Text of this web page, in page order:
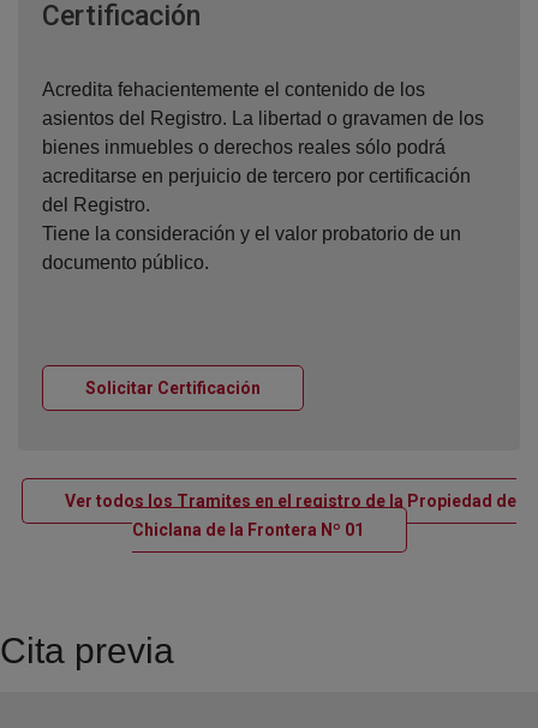
Certificación
Acredita fehacientemente el contenido de los
asientos del Registro. La libertad o gravamen de los
bienes inmuebles o derechos reales sólo podrá
acreditarse en perjuicio de tercero por certificación
del Registro.
Tiene la consideración y el valor probatorio de un
documento público.
Solicitar Certificación
Ver todos los Tramites en el registro de la Propiedad de
Chiclana de la Frontera Nº 01 Ventana nueva
Cita previa